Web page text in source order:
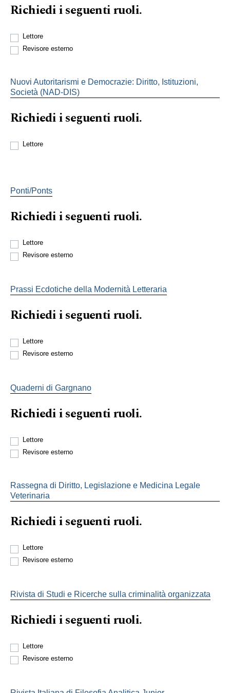
Richiedi i seguenti ruoli.
Lettore
Revisore esterno
Nuovi Autoritarismi e Democrazie: Diritto, Istituzioni,
Società (NAD-DIS)
Richiedi i seguenti ruoli.
Lettore
Ponti/Ponts
Richiedi i seguenti ruoli.
Lettore
Revisore esterno
Prassi Ecdotiche della Modernità Letteraria
Richiedi i seguenti ruoli.
Lettore
Revisore esterno
Quaderni di Gargnano
Richiedi i seguenti ruoli.
Lettore
Revisore esterno
Rassegna di Diritto, Legislazione e Medicina Legale
Veterinaria
Richiedi i seguenti ruoli.
Lettore
Revisore esterno
Rivista di Studi e Ricerche sulla criminalità organizzata
Richiedi i seguenti ruoli.
Lettore
Revisore esterno